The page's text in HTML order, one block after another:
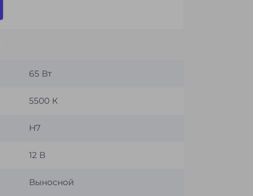
65 Вт
5500 К
H7
12 В
Выносной